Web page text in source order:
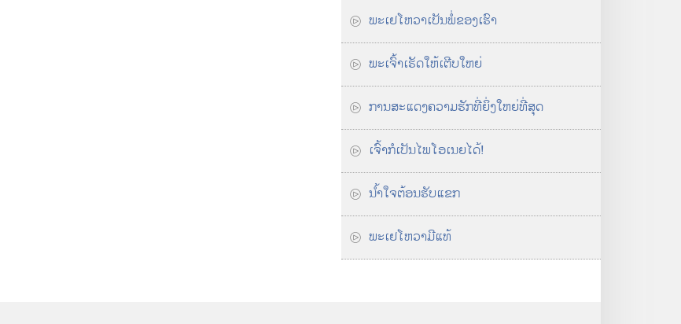
ພະ​ເຢໂຫວາ​ເປັນ​ພໍ່​ຂອງ​ເຮົາ
ພະເຈົ້າ​ເຮັດ​ໃຫ້​ເຕີບໃຫຍ່
ການ​ສະແດງ​ຄວາມ​ຮັກ​ທີ່​ຍິ່ງໃຫຍ່​ທີ່​ສຸດ
ເຈົ້າ​ກໍ​ເປັນ​ໄພໂອເນຍ​ໄດ້!
ນ້ຳໃຈ​ຕ້ອນຮັບ​ແຂກ
ພະ​ເຢໂຫວາ​ມີ​ແທ້